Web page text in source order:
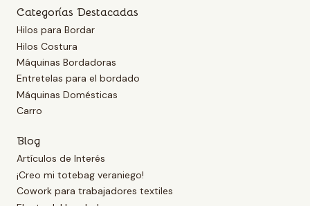
Categorías Destacadas
Hilos para Bordar
Hilos Costura
Máquinas Bordadoras
Entretelas para el bordado
Máquinas Domésticas
Carro
Blog
Artículos de Interés
¡Creo mi totebag veraniego!
Cowork para trabajadores textiles